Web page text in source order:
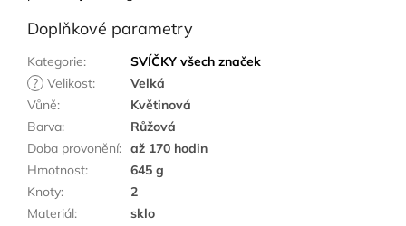
Doplňkové parametry
Kategorie:
SVÍČKY všech značek
? Velikost:
Velká
Vůně:
Květinová
Barva:
Růžová
Doba provonění: až 170 hodin
Hmotnost:
645 g
Knoty:
2
Materiál:
sklo